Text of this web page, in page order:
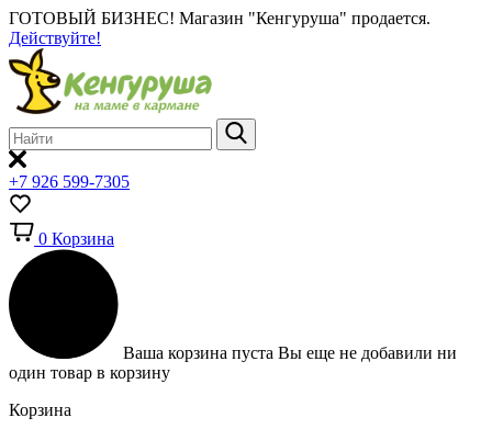
ГОТОВЫЙ БИЗНЕС! Магазин "Кенгуруша" продается.
Действуйте!
+7 926 599-7305
0 Корзина
Ваша корзина пуста Вы еще не добавили ни
один товар в корзину
Корзина